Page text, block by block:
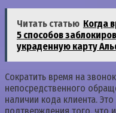
Читать статью Когда
5 способов
украденную карту
Сократить время на
непосредственного
наличии кода клиента.